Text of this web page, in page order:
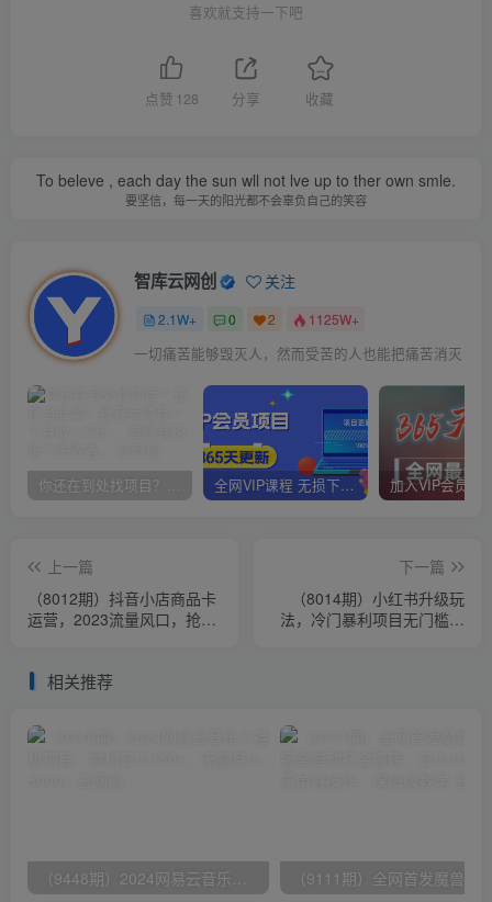
喜欢就支持一下吧
点赞 128 分享 收藏
To beleve , each day the sun wll not lve up to ther own smle.
要坚信，每一天的阳光都不会辜负自己的笑容
智库云网创 关注
2.1W+ 0 2 1125W+
一切痛苦能够毁灭人，然而受苦的人也能把痛苦消灭
你还在到处找项目？还在当韭菜？我靠卖项目一个月收入5万+，曾经我也是个失败者。 全网VIP课程 无损下载~
上一篇
（8012期）抖音小店商品卡
运营，2023流量风口，抢占
下一篇
（8014期）小红书升级玩
法，冷门暴利项目无门槛操
相关推荐